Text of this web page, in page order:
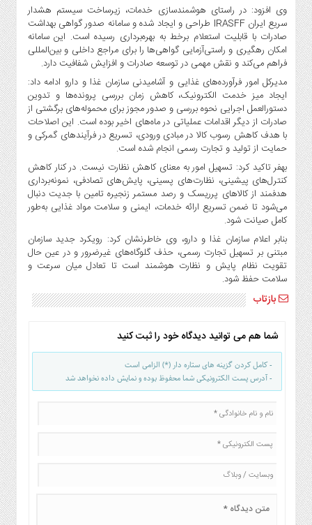
دیجیتال
کشاورزی
و
صنایع
غذایی
سیاسی
و
بین
الملل
روز
گوناگون
وی افزود: در راستای هوشمندسازی خدمات، زیرساخت سیستم هشدار
سریع ایران IRASFF طراحی و ایجاد شده و سامانه صدور گواهی بهداشت
صادرات با قابلیت استعلام برخط به بهره‌برداری رسیده است. این سامانه
امکان رهگیری و راستی‌آزمایی گواهی‌ها را برای مراجع داخلی و بین‌المللی
فراهم می‌کند و نقش مهمی در توسعه صادرات و افزایش شفافیت دارد.
مدیرکل امور فرآورده‌های غذایی و آشامیدنی سازمان غذا و دارو ادامه داد:
ایجاد میز خدمت الکترونیک، کاهش زمان بررسی پرونده‌ها و تدوین
دستورالعمل اجرایی نحوه بررسی و صدور مجوز برای محموله‌های برگشتی از
صادرات از دیگر اقدامات عملیاتی در ماه‌های اخیر بوده است. این اصلاحات
با هدف کاهش رسوب کالا در مبادی ورودی، تسریع در فرآیندهای گمرکی و
حمایت از تولید و تجارت رسمی انجام شده است.
بهفر تاکید کرد: تسهیل امور به معنای کاهش نظارت نیست. در کنار کاهش
کنترل‌های پیشینی، نظارت‌های پسینی، پایش‌های تصادفی، نمونه‌برداری
هدفمند از کالاهای پرریسک و رصد مستمر زنجیره تامین با جدیت دنبال
می‌شود تا ضمن تسریع ارائه خدمات، ایمنی و سلامت مواد غذایی به‌طور
کامل صیانت شود.
بنابر اعلام سازمان غذا و دارو، وی خاطرنشان کرد: رویکرد جدید سازمان
مبتنی بر تسهیل تجارت رسمی، حذف گلوگاه‌های غیرضرور و در عین حال
تقویت نظام پایش و نظارت هوشمند است تا تعادل میان سرعت و
سلامت حفظ شود.
بازتاب
شما هم می توانید دیدگاه خود را ثبت کنید
- کامل کردن گزینه های ستاره دار (*) الزامی است
- آدرس پست الکترونیکی شما محفوظ بوده و نمایش داده نخواهد شد